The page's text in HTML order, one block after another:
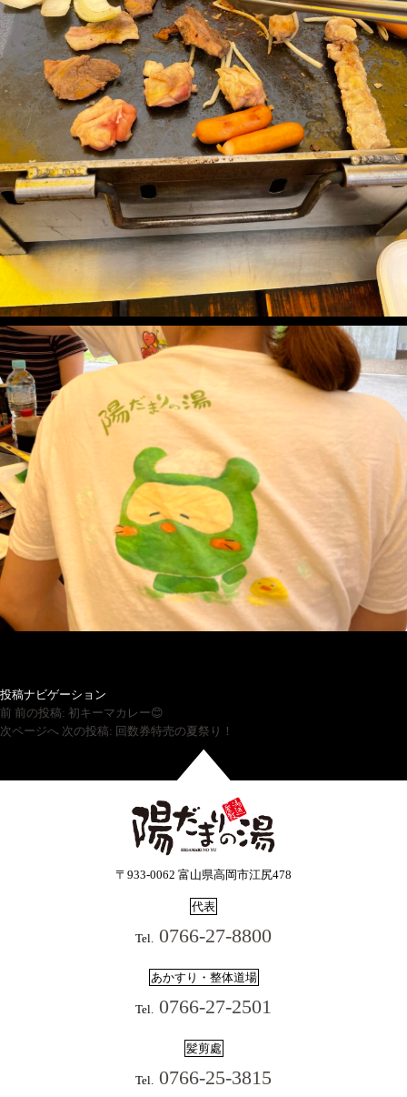
投稿ナビゲーション
前 前の投稿: 初キーマカレー😊
次ページへ 次の投稿: 回数券特売の夏祭り！
〒933-0062 富山県高岡市江尻478
代表
Tel. 0766-27-8800
あかすり・整体道場
Tel. 0766-27-2501
髪剪處
Tel. 0766-25-3815